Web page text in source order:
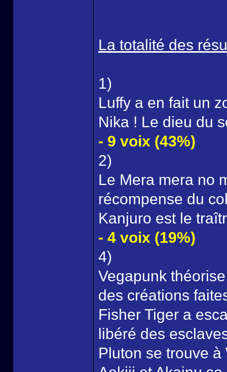
La totalité des
1)
Luffy a en fait un
Nika ! Le dieu du
- 9 voix (43%)
2)
Le Mera mera no
récompense du
Kanjuro est le
- 4 voix (19%)
4)
Vegapunk
des créations
Fisher Tiger a
libéré des
Pluton se trouve à